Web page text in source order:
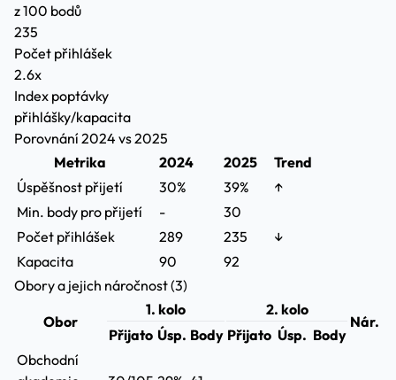
z 100 bodů
235
Počet přihlášek
2.6x
Index poptávky
přihlášky/kapacita
Porovnání 2024 vs 2025
Metrika
2024 2025
Trend
Úspěšnost přijetí
30% 39%
↑
Min. body pro přijetí
-
30
Počet přihlášek
289 235
↓
Kapacita
90
92
Obory a jejich náročnost (3)
Obor
1. kolo 2. kolo
Nár.
Přijato Úsp. Body Přijato Úsp. Body
Obchodní